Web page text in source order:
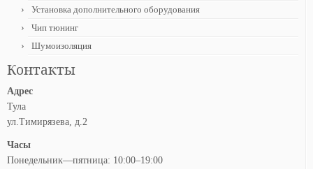
Установка дополнительного оборудования
Чип тюнинг
Шумоизоляция
Контакты
Адрес
Тула
ул.Тимирязева, д.2
Часы
Понедельник—пятница: 10:00–19:00